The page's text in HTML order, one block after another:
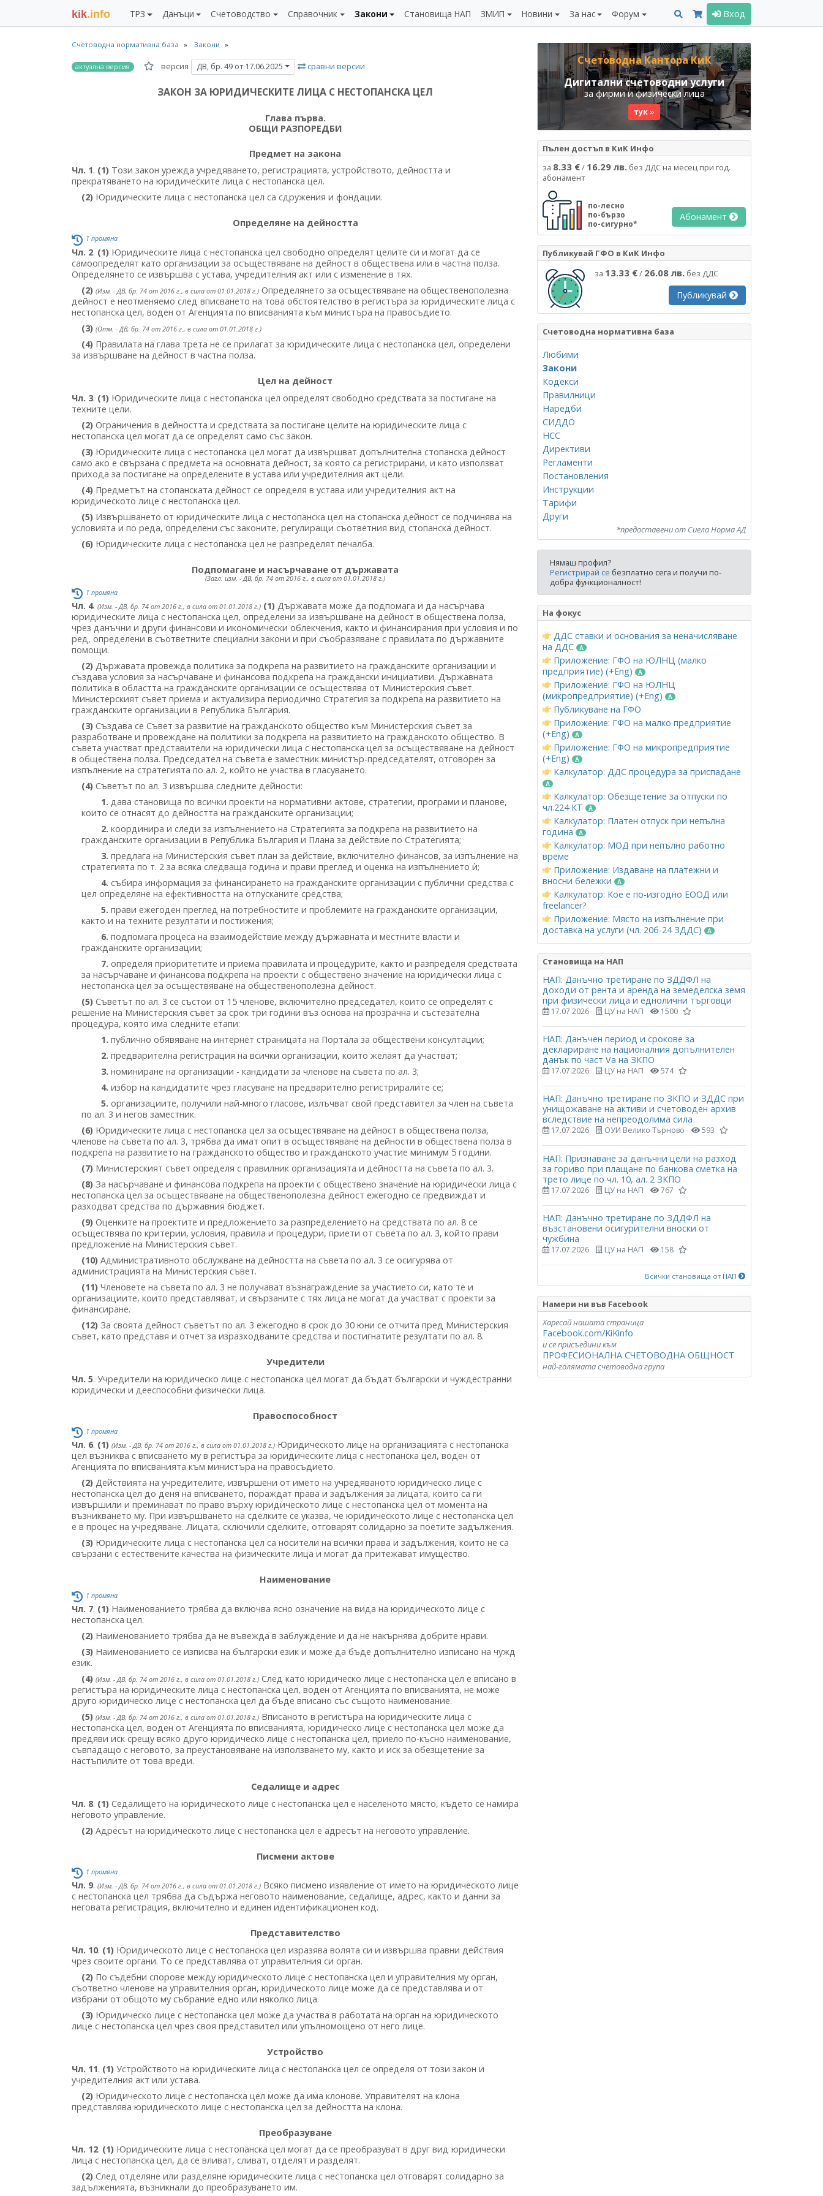
kik.info ТРЗ Данъци Счетоводство Справочник Закони Становища НАП ЗМИП Новини За нас Форум Вход
Счетоводна нормативна база Закони
актуална версия версия ДВ, бр. 49 от 17.06.2025 сравни версии
ЗАКОН ЗА ЮРИДИЧЕСКИТЕ ЛИЦА С НЕСТОПАНСКА ЦЕЛ
Глава първа.
ОБЩИ РАЗПОРЕДБИ
Предмет на закона
Чл. 1. (1) Този закон урежда учредяването, регистрацията, устройството, дейността и
прекратяването на юридическите лица с нестопанска цел.
(2) Юридическите лица с нестопанска цел са сдружения и фондации.
Определяне на дейността
1 промяна
Чл. 2. (1) Юридическите лица с нестопанска цел свободно определят целите си и могат да се
самоопределят като организации за осъществяване на дейност в обществена или в частна полза.
Определянето се извършва с устава, учредителния акт или с изменение в тях.
(2) (Изм. - ДВ, бр. 74 от 2016 г., в сила от 01.01.2018 г.) Определянето за осъществяване на общественополезна
дейност е неотменяемо след вписването на това обстоятелство в регистъра за юридическите лица с
нестопанска цел, воден от Агенцията по вписванията към министъра на правосъдието.
(3) (Отм. - ДВ, бр. 74 от 2016 г., в сила от 01.01.2018 г.)
(4) Правилата на глава трета не се прилагат за юридическите лица с нестопанска цел, определени
за извършване на дейност в частна полза.
Цел на дейност
Чл. 3. (1) Юридическите лица с нестопанска цел определят свободно средствата за постигане на
техните цели.
(2) Ограничения в дейността и средствата за постигане целите на юридическите лица с
нестопанска цел могат да се определят само със закон.
(3) Юридическите лица с нестопанска цел могат да извършват допълнителна стопанска дейност
само ако е свързана с предмета на основната дейност, за която са регистрирани, и като използват
прихода за постигане на определените в устава или учредителния акт цели.
(4) Предметът на стопанската дейност се определя в устава или учредителния акт на
юридическото лице с нестопанска цел.
(5) Извършването от юридическите лица с нестопанска цел на стопанска дейност се подчинява на
условията и по реда, определени със законите, регулиращи съответния вид стопанска дейност.
(6) Юридическите лица с нестопанска цел не разпределят печалба.
Подпомагане и насърчаване от държавата
(Загл. изм. - ДВ, бр. 74 от 2016 г., в сила от 01.01.2018 г.)
1 промяна
Чл. 4. (Изм. - ДВ, бр. 74 от 2016 г., в сила от 01.01.2018 г.) (1) Държавата може да подпомага и да насърчава
юридическите лица с нестопанска цел, определени за извършване на дейност в обществена полза,
чрез данъчни и други финансови и икономически облекчения, както и финансирания при условия и по
ред, определени в съответните специални закони и при съобразяване с правилата по държавните
помощи.
(2) Държавата провежда политика за подкрепа на развитието на гражданските организации и
създава условия за насърчаване и финансова подкрепа на граждански инициативи. Държавната
политика в областта на гражданските организации се осъществява от Министерския съвет.
Министерският съвет приема и актуализира периодично Стратегия за подкрепа на развитието на
гражданските организации в Република България.
(3) Създава се Съвет за развитие на гражданското общество към Министерския съвет за
разработване и провеждане на политики за подкрепа на развитието на гражданското общество. В
съвета участват представители на юридически лица с нестопанска цел за осъществяване на дейност
в обществена полза. Председател на съвета е заместник министър-председателят, отговорен за
изпълнение на стратегията по ал. 2, който не участва в гласуването.
(4) Съветът по ал. 3 извършва следните дейности:
1. дава становища по всички проекти на нормативни актове, стратегии, програми и планове,
които се отнасят до дейността на гражданските организации;
2. координира и следи за изпълнението на Стратегията за подкрепа на развитието на
гражданските организации в Република България и Плана за действие по Стратегията;
3. предлага на Министерския съвет план за действие, включително финансов, за изпълнение на
стратегията по т. 2 за всяка следваща година и прави преглед и оценка на изпълнението ѝ;
4. събира информация за финансирането на гражданските организации с публични средства с
цел определяне на ефективността на отпусканите средства;
5. прави ежегоден преглед на потребностите и проблемите на гражданските организации,
както и на техните резултати и постижения;
6. подпомага процеса на взаимодействие между държавната и местните власти и
гражданските организации;
7. определя приоритетите и приема правилата и процедурите, както и разпределя средствата
за насърчаване и финансова подкрепа на проекти с обществено значение на юридически лица с
нестопанска цел за осъществяване на общественополезна дейност.
(5) Съветът по ал. 3 се състои от 15 членове, включително председател, които се определят с
решение на Министерския съвет за срок три години въз основа на прозрачна и състезателна
процедура, която има следните етапи:
1. публично обявяване на интернет страницата на Портала за обществени консултации;
2. предварителна регистрация на всички организации, които желаят да участват;
3. номиниране на организации - кандидати за членове на съвета по ал. 3;
4. избор на кандидатите чрез гласуване на предварително регистриралите се;
5. организациите, получили най-много гласове, излъчват свой представител за член на съвета
по ал. 3 и негов заместник.
(6) Юридическите лица с нестопанска цел за осъществяване на дейност в обществена полза,
членове на съвета по ал. 3, трябва да имат опит в осъществяване на дейности в обществена полза в
подкрепа на развитието на гражданското общество и гражданското участие минимум 5 години.
(7) Министерският съвет определя с правилник организацията и дейността на съвета по ал. 3.
(8) За насърчаване и финансова подкрепа на проекти с обществено значение на юридически лица с
нестопанска цел за осъществяване на общественополезна дейност ежегодно се предвиждат и
разходват средства по държавния бюджет.
(9) Оценките на проектите и предложението за разпределението на средствата по ал. 8 се
осъществява по критерии, условия, правила и процедури, приети от съвета по ал. 3, който прави
предложение на Министерския съвет.
(10) Административното обслужване на дейността на съвета по ал. 3 се осигурява от
администрацията на Министерския съвет.
(11) Членовете на съвета по ал. 3 не получават възнаграждение за участието си, като те и
организациите, които представляват, и свързаните с тях лица не могат да участват с проекти за
финансиране.
(12) За своята дейност съветът по ал. 3 ежегодно в срок до 30 юни се отчита пред Министерския
съвет, като представя и отчет за изразходваните средства и постигнатите резултати по ал. 8.
Учредители
Чл. 5. Учредители на юридическо лице с нестопанска цел могат да бъдат български и чуждестранни
юридически и дееспособни физически лица.
Правоспособност
1 промяна
Чл. 6. (1) (Изм. - ДВ, бр. 74 от 2016 г., в сила от 01.01.2018 г.) Юридическото лице на организацията с нестопанска
цел възниква с вписването му в регистъра за юридическите лица с нестопанска цел, воден от
Агенцията по вписванията към министъра на правосъдието.
(2) Действията на учредителите, извършени от името на учредяваното юридическо лице с
нестопанска цел до деня на вписването, пораждат права и задължения за лицата, които са ги
извършили и преминават по право върху юридическото лице с нестопанска цел от момента на
възникването му. При извършването на сделките се указва, че юридическото лице с нестопанска цел
е в процес на учредяване. Лицата, сключили сделките, отговарят солидарно за поетите задължения.
(3) Юридическите лица с нестопанска цел са носители на всички права и задължения, които не са
свързани с естествените качества на физическите лица и могат да притежават имущество.
Наименование
1 промяна
Чл. 7. (1) Наименованието трябва да включва ясно означение на вида на юридическото лице с
нестопанска цел.
(2) Наименованието трябва да не въвежда в заблуждение и да не накърнява добрите нрави.
(3) Наименованието се изписва на български език и може да бъде допълнително изписано на чужд
език.
(4) (Изм. - ДВ, бр. 74 от 2016 г., в сила от 01.01.2018 г.) След като юридическо лице с нестопанска цел е вписано в
регистъра на юридическите лица с нестопанска цел, воден от Агенцията по вписванията, не може
друго юридическо лице с нестопанска цел да бъде вписано със същото наименование.
(5) (Изм. - ДВ, бр. 74 от 2016 г., в сила от 01.01.2018 г.) Вписаното в регистъра на юридическите лица с
нестопанска цел, воден от Агенцията по вписванията, юридическо лице с нестопанска цел може да
предяви иск срещу всяко друго юридическо лице с нестопанска цел, приело по-късно наименование,
съвпадащо с неговото, за преустановяване на използването му, както и иск за обезщетение за
настъпилите от това вреди.
Седалище и адрес
Чл. 8. (1) Седалището на юридическото лице с нестопанска цел е населеното място, където се намира
неговото управление.
(2) Адресът на юридическото лице с нестопанска цел е адресът на неговото управление.
Писмени актове
1 промяна
Чл. 9. (Изм. - ДВ, бр. 74 от 2016 г., в сила от 01.01.2018 г.) Всяко писмено изявление от името на юридическото лице
с нестопанска цел трябва да съдържа неговото наименование, седалище, адрес, както и данни за
неговата регистрация, включително и единен идентификационен код.
Представителство
Чл. 10. (1) Юридическото лице с нестопанска цел изразява волята си и извършва правни действия
чрез своите органи. То се представлява от управителния си орган.
(2) По съдебни спорове между юридическото лице с нестопанска цел и управителния му орган,
съответно членове на управителния орган, юридическото лице може да се представлява и от
избрани от общото му събрание едно или няколко лица.
(3) Юридическо лице с нестопанска цел може да участва в работата на орган на юридическото
лице с нестопанска цел чрез своя представител или упълномощено от него лице.
Устройство
Чл. 11. (1) Устройството на юридическите лица с нестопанска цел се определя от този закон и
учредителния акт или устава.
(2) Юридическото лице с нестопанска цел може да има клонове. Управителят на клона
представлява юридическото лице с нестопанска цел за дейността на клона.
Преобразуване
Чл. 12. (1) Юридическите лица с нестопанска цел могат да се преобразуват в друг вид юридически
лица с нестопанска цел, да се вливат, сливат, отделят и разделят.
(2) След отделяне или разделяне юридическите лица с нестопанска цел отговарят солидарно за
задълженията, възникнали до преобразуването им.
Счетоводна Кантора КиК
Дигитални счетоводни услуги
за фирми и физически лица
тук »
Пълен достъп в КиК Инфо
за 8.33 €/ 16.29 лв. без ДДС на месец при год.
абонамент
по-лесно
по-бързо
по-сигурно*
Абонамент
Публикувай ГФО в КиК Инфо
за 13.33 €/ 26.08 лв. без ДДС
Публикувай
Счетоводна нормативна база
Любими
Закони
Кодекси
Правилници
Наредби
СИДДО
НСС
Директиви
Регламенти
Постановления
Инструкции
Тарифи
Други
*предоставени от Сиела Норма АД
Нямаш профил?
Регистрирай се безплатно сега и получи по-
добра функционалност!
На фокус
ДДС ставки и основания за неначисляване
на ДДС
Приложение: ГФО на ЮЛНЦ (малко
предприятие) (+Eng)
Приложение: ГФО на ЮЛНЦ
(микропредприятие) (+Eng)
Публикуване на ГФО
Приложение: ГФО на малко предприятие
(+Eng)
Приложение: ГФО на микропредприятие
(+Eng)
Калкулатор: ДДС процедура за приспадане
Калкулатор: Обезщетение за отпуски по
чл.224 КТ
Калкулатор: Платен отпуск при непълна
година
Калкулатор: МОД при непълно работно
време
Приложение: Издаване на платежни и
вносни бележки
Калкулатор: Кое е по-изгодно ЕООД или
freelancer?
Приложение: Място на изпълнение при
доставка на услуги (чл. 20б-24 ЗДДС)
Становища на НАП
НАП: Данъчно третиране по ЗДДФЛ на
доходи от рента и аренда на земеделска земя
при физически лица и еднолични търговци
17.07.2026 ЦУ на НАП 1500
НАП: Данъчен период и срокове за
деклариране на националния допълнителен
данък по част Vа на ЗКПО
17.07.2026 ЦУ на НАП 574
НАП: Данъчно третиране по ЗКПО и ЗДДС при
унищожаване на активи и счетоводен архив
вследствие на непреодолима сила
17.07.2026 ОУИ Велико Търново 593
НАП: Признаване за данъчни цели на разход
за гориво при плащане по банкова сметка на
трето лице по чл. 10, ал. 2 ЗКПО
17.07.2026 ЦУ на НАП 767
НАП: Данъчно третиране по ЗДДФЛ на
възстановени осигурителни вноски от
чужбина
17.07.2026 ЦУ на НАП 158
Всички становища от НАП
Намери ни във Facebook
Харесай нашата страница
Facebook.com/KiKinfo
и се присъедини към
ПРОФЕСИОНАЛНА СЧЕТОВОДНА ОБЩНОСТ
най-голямата счетоводна група